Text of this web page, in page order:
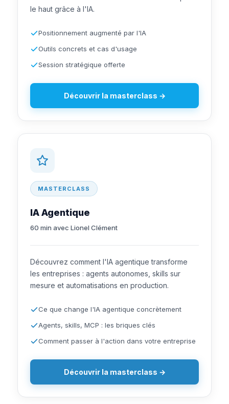
le haut grâce à l'IA.
Positionnement augmenté par l'IA
Outils concrets et cas d'usage
Session stratégique offerte
Découvrir la masterclass →
MASTERCLASS
IA Agentique
60 min avec Lionel Clément
Découvrez comment l'IA agentique transforme
les entreprises : agents autonomes, skills sur
mesure et automatisations en production.
Ce que change l'IA agentique concrètement
Agents, skills, MCP : les briques clés
Comment passer à l'action dans votre entreprise
Découvrir la masterclass →